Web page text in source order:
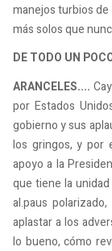
manejos turbios de
más solos que
DE TODO UN
ARANCELES....
por Estados
gobierno y sus
los gringos, y por
apoyo a la
que tiene la
al.paus
aplastar a los
lo bueno, cómo